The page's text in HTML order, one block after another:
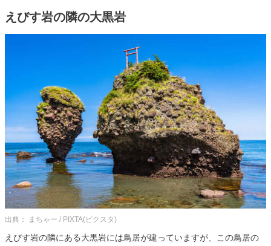
えびす岩の隣の大黒岩
出典： まちゃー / PIXTA(ピクスタ)
えびす岩の隣にある大黒岩には鳥居が建っていますが、この鳥居の